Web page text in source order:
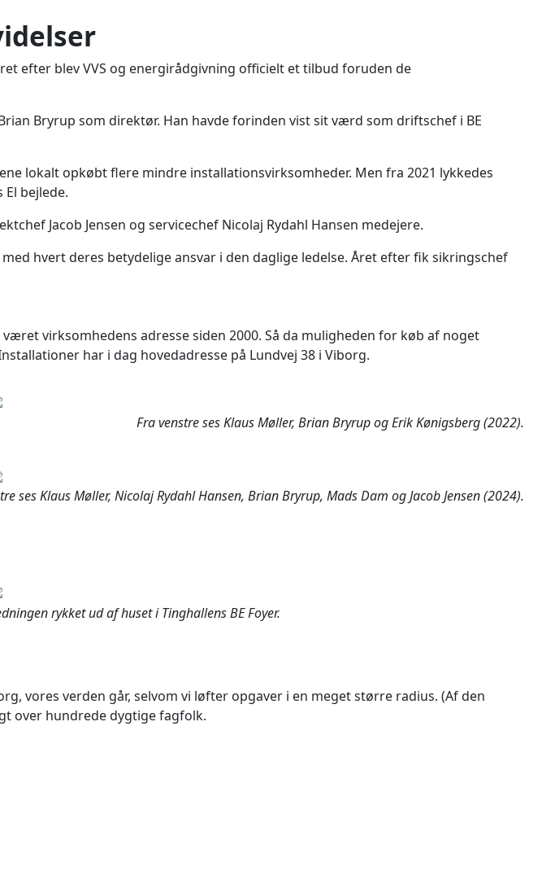
efter blev VVS og energirådgivning officielt et tilbud foruden de
Bryrup som direktør. Han havde forinden vist sit værd som driftschef i BE
lokalt opkøbt flere mindre installationsvirksomheder. Men fra 2021 lykkedes
bejlede.
Jacob Jensen og servicechef Nicolaj Rydahl Hansen medejere.
hvert deres betydelige ansvar i den daglige ledelse. Året efter fik sikringschef
virksomhedens adresse siden 2000. Så da muligheden for køb af noget
har i dag hovedadresse på Lundvej 38 i Viborg.
Fra venstre ses Klaus Møller, Brian Bryrup og Erik Kønigsberg (2022).
ses Klaus Møller, Nicolaj Rydahl Hansen, Brian Bryrup, Mads Dam og Jacob Jensen (2024).
rykket ud af huset i Tinghallens BE Foyer.
vores verden går, selvom vi løfter opgaver i en meget større radius. (Af den
over hundrede dygtige fagfolk.